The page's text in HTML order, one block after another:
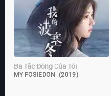
Ba Tắc Đông Của Tôi
MY POSIEDON (2019)